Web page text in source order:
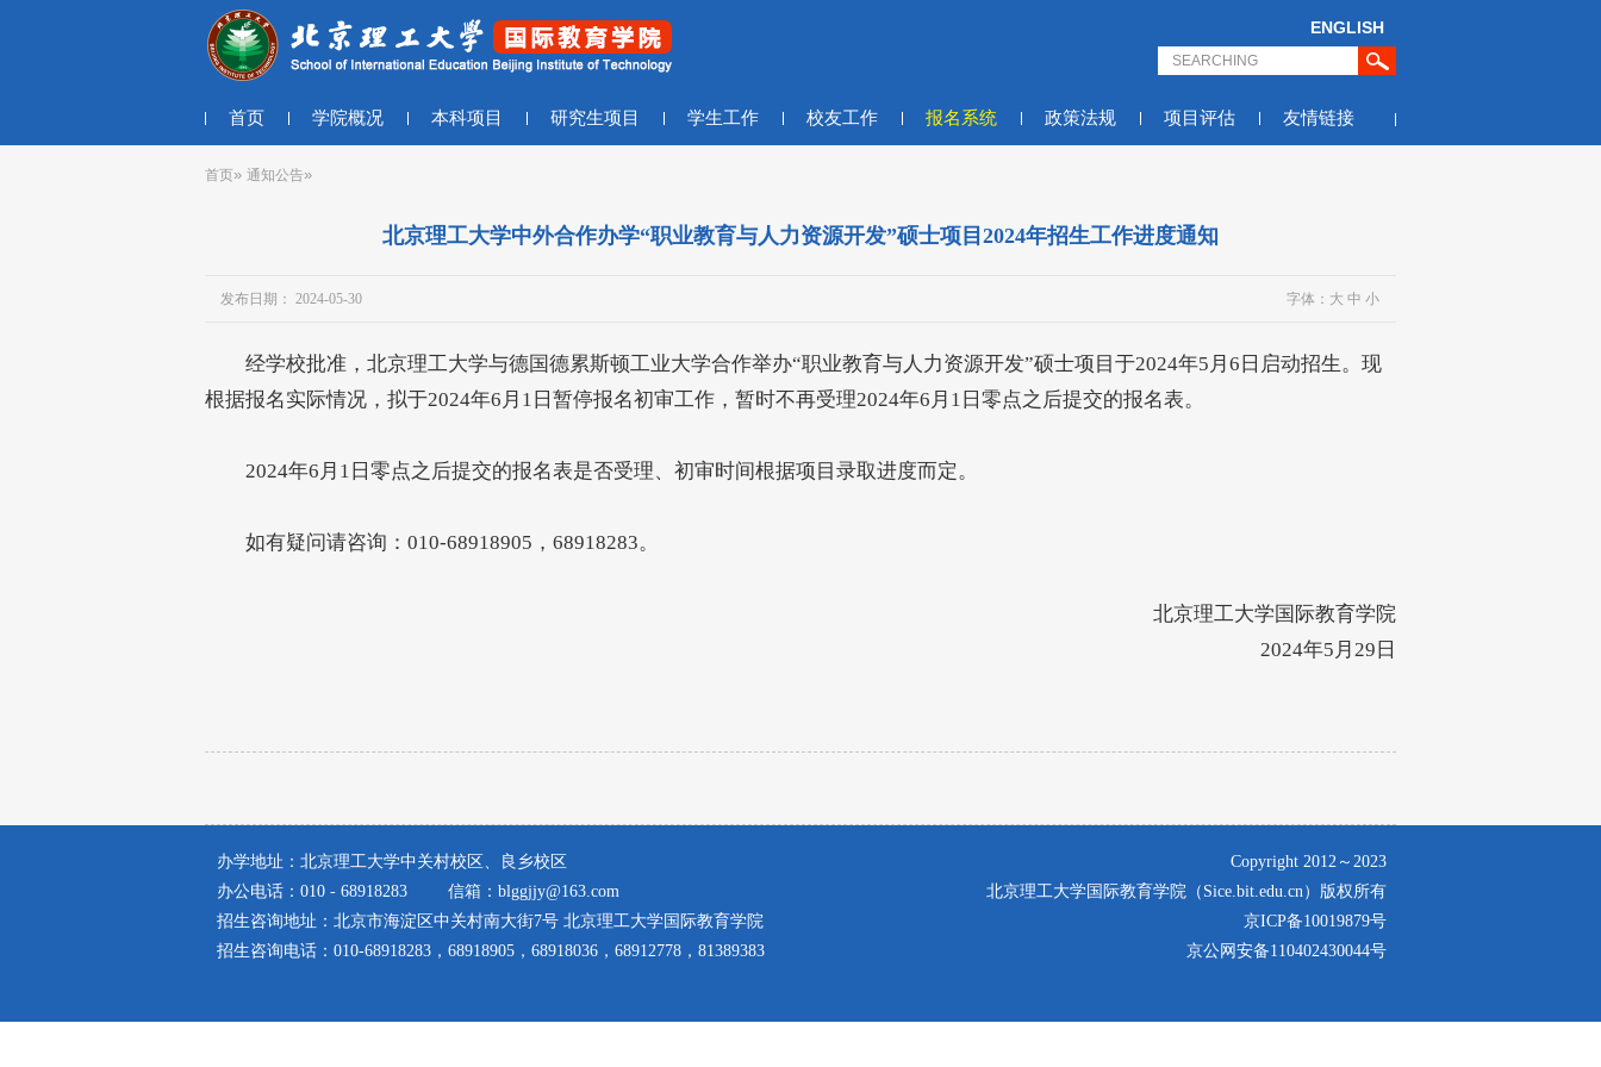
ENGLISH
首页 学院概况 本科项目 研究生项目 学生工作 校友工作 报名系统 政策法规 项目评估 友情链接
首页» 通知公告»
北京理工大学中外合作办学“职业教育与人力资源开发”硕士项目2024年招生工作进度通知
发布日期： 2024-05-30 字体： 大 中 小
经学校批准，北京理工大学与德国德累斯顿工业大学合作举办“职业教育与人力资源开发”硕士项目于2024年5月6日启动招生。现
根据报名实际情况，拟于2024年6月1日暂停报名初审工作，暂时不再受理2024年6月1日零点之后提交的报名表。
2024年6月1日零点之后提交的报名表是否受理、初审时间根据项目录取进度而定。
如有疑问请咨询：010-68918905，68918283。
北京理工大学国际教育学院
2024年5月29日
办学地址：北京理工大学中关村校区、良乡校区
办公电话：010 - 68918283
信箱：blggjjy@163.com
招生咨询地址：北京市海淀区中关村南大街7号 北京理工大学国际教育学院
招生咨询电话：010-68918283，68918905，68918036，68912778，81389383
Copyright 2012～2023
北京理工大学国际教育学院（Sice.bit.edu.cn）版权所有
京ICP备10019879号
京公网安备110402430044号